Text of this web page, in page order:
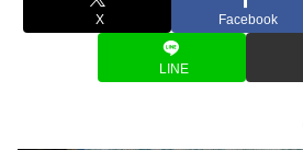
X Facebook
LINE